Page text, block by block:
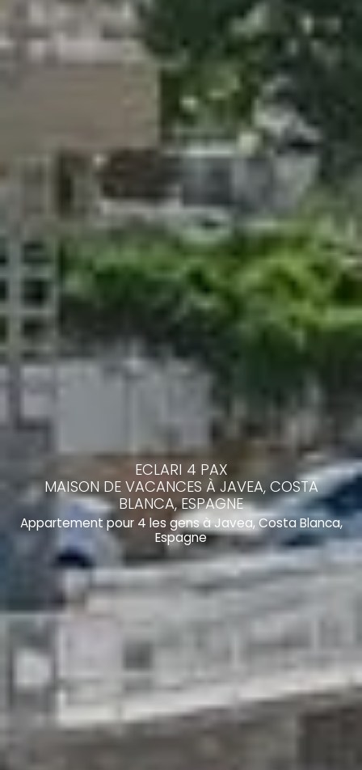
ECLARI 4 PAX
MAISON DE VACANCES À JAVEA, COSTA
BLANCA, ESPAGNE
Appartement pour 4 les gens à Javea, Costa Blanca,
Espagne